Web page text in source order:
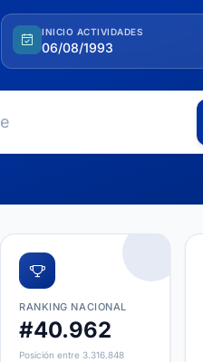
INICIO ACTIVIDADES
06/08/1993
RANKING NACIONAL
#40.962
Posición entre 3.316.848